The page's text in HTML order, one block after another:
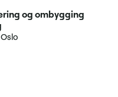
og ombygging